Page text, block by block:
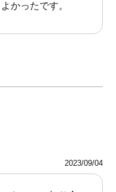
かったです。
2023/09/04